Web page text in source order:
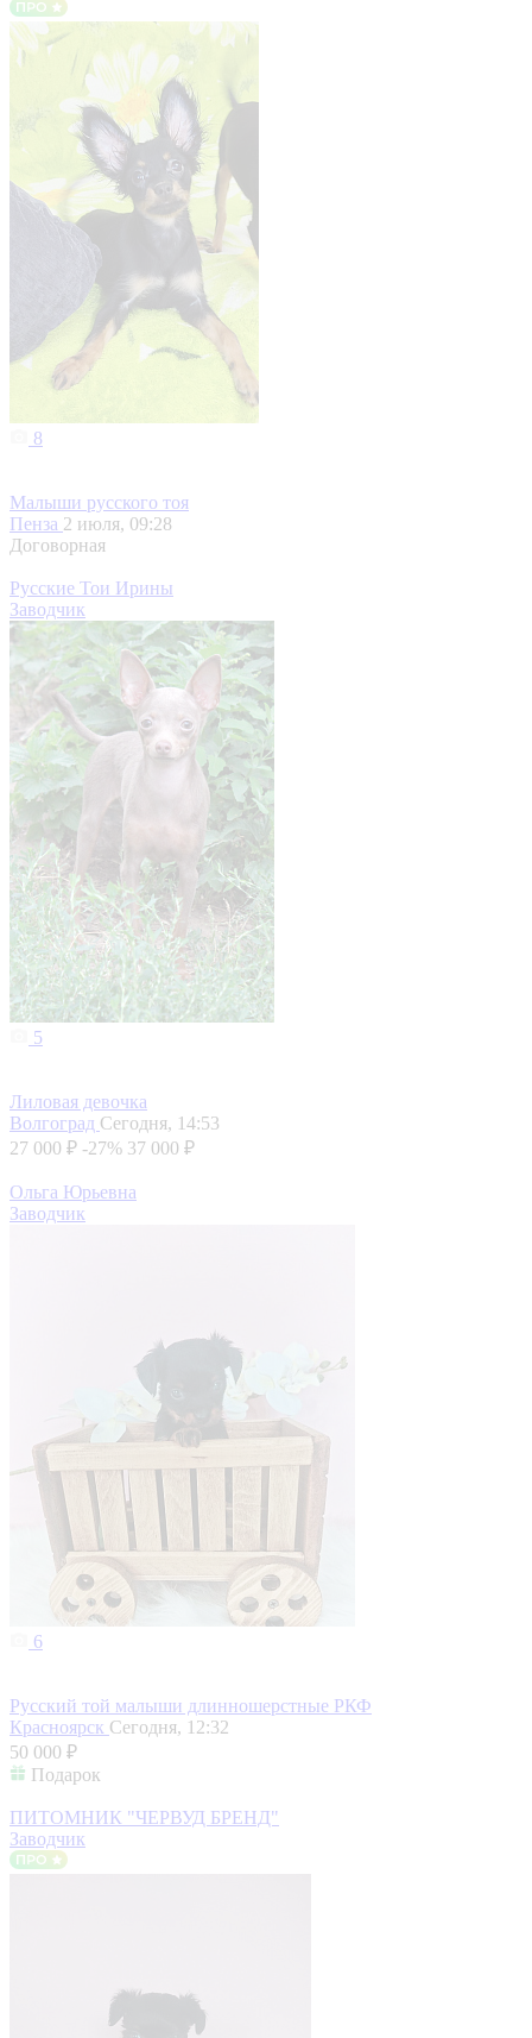
8
Малыши русского тоя
Пенза 2 июля, 09:28
Договорная
Русские Тои Ирины
Заводчик
5
Лиловая девочка
Волгоград Сегодня, 14:53
27 000 ₽ -27% 37 000 ₽
Ольга Юрьевна
Заводчик
6
Русский той малыши длинношерстные РКФ
Красноярск Сегодня, 12:32
50 000 ₽
Подарок
ПИТОМНИК "ЧЕРВУД БРЕНД"
Заводчик